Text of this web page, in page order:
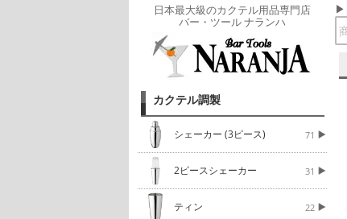
日本最大級のカクテル用品専門店
バー・ツール ナランハ
カクテル調製
シェーカー (3ピース) 71
2ピースシェーカー 31
ティン 22